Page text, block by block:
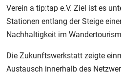
Verein a tip:tap e.V. Ziel ist es
Stationen entlang der Steige
Nachhaltigkeit im
Die Zukunftswerkstatt zeigte
Austausch innerhalb des